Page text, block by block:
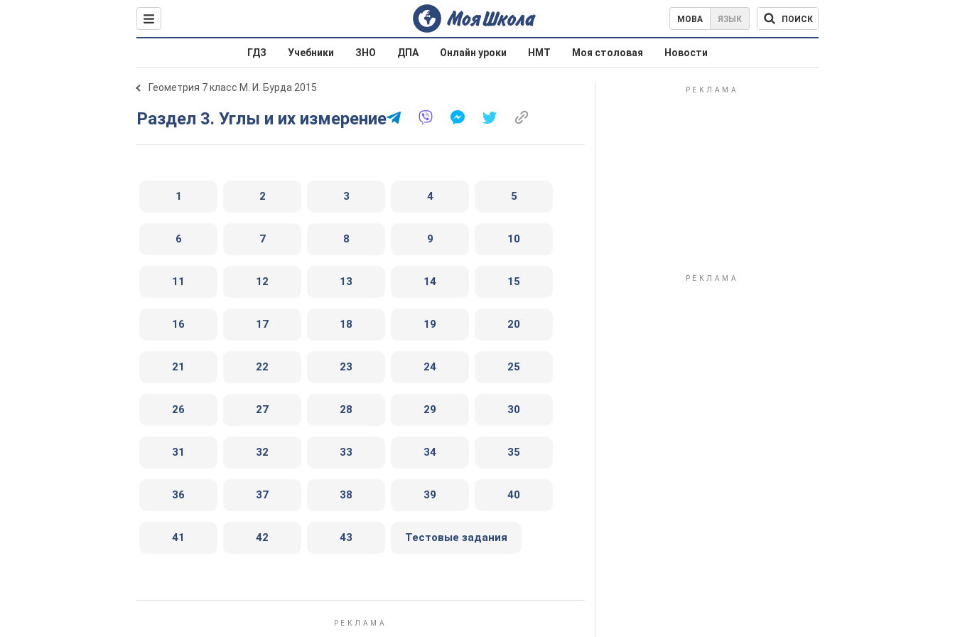
МОВА ЯЗЫК ПОИСК
ГДЗ Учебники ЗНО ДПА Онлайн уроки НМТ Моя столовая Новости
Геометрия 7 класс М. И. Бурда 2015
Раздел 3. Углы и их измерение
1 2 3 4 5
6 7 8 9 10
11 12 13 14 15
16 17 18 19 20
21 22 23 24 25
26 27 28 29 30
31 32 33 34 35
36 37 38 39 40
41 42 43 Тестовые задания